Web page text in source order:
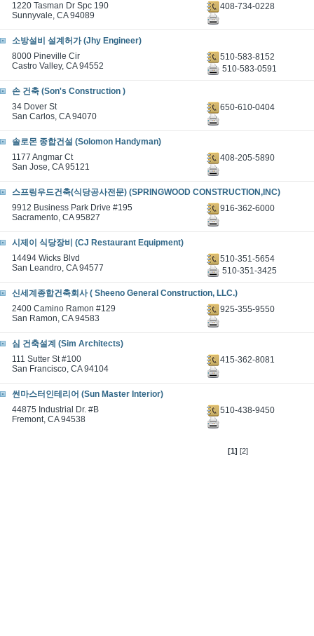
1220 Tasman Dr Spc 190
Sunnyvale, CA 94089
408-734-0228
소방설비 설계허가 (Jhy Engineer)
8000 Pineville Cir
Castro Valley, CA 94552
510-583-8152
510-583-0591
손 건축 (Son's Construction )
34 Dover St
San Carlos, CA 94070
650-610-0404
솔로몬 종합건설 (Solomon Handyman)
1177 Angmar Ct
San Jose, CA 95121
408-205-5890
스프링우드건축(식당공사전문) (SPRINGWOOD CONSTRUCTION,INC)
9912 Business Park Drive #195
Sacramento, CA 95827
916-362-6000
시제이 식당장비 (CJ Restaurant Equipment)
14494 Wicks Blvd
San Leandro, CA 94577
510-351-5654
510-351-3425
신세계종합건축회사 ( Sheeno General Construction, LLC.)
2400 Camino Ramon #129
San Ramon, CA 94583
925-355-9550
심 건축설계 (Sim Architects)
111 Sutter St #100
San Francisco, CA 94104
415-362-8081
썬마스터인테리어 (Sun Master Interior)
44875 Industrial Dr. #B
Fremont, CA 94538
510-438-9450
[1] [2]